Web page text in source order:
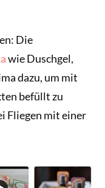
Die
wie Duschgel,
dazu, um mit
befüllt zu
Fliegen mit einer